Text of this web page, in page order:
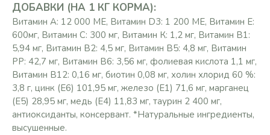
ДОБАВКИ (НА 1 КГ КОРМА):
Витамин А: 12 000 МЕ, Витамин D3: 1 200 МЕ, Витамин Е:
600мг, Витамин С: 300 мг, Витамин К: 1,2 мг, Витамин В1:
5,94 мг, Витамин В2: 4,5 мг, Витамин В5: 4,8 мг, Витамин
РР: 42,7 мг, Витамин В6: 3,56 мг, фолиевая кислота 1,1 мг,
Витамин В12: 0,16 мг, биотин 0,08 мг, холин хлорид 60 %:
3,8 г, цинк (Е6) 101,95 мг, железо (Е1) 71,6 мг, марганец
(Е5) 28,95 мг, медь (Е4) 11,83 мг, таурин 2 400 мг,
антиоксиданты, консервант. *Натуральные ингредиенты,
высушенные.